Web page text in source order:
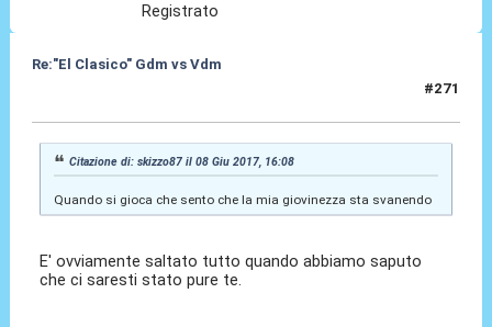
Registrato
Re:"El Clasico" Gdm vs Vdm
#271
Citazione di: skizzo87 il 08 Giu 2017, 16:08
Quando si gioca che sento che la mia giovinezza sta svanendo
E' ovviamente saltato tutto quando abbiamo saputo
che ci saresti stato pure te.